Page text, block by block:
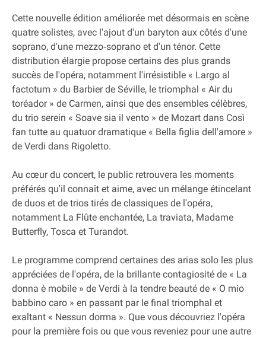
Cette nouvelle édition améliorée met désormais en scène
quatre solistes, avec l'ajout d'un baryton aux côtés d'une
soprano, d'une mezzo‐soprano et d'un ténor. Cette
distribution élargie propose certains des plus grands
succès de l'opéra, notamment l'irrésistible « Largo al
factotum » du Barbier de Séville, le triomphal « Air du
toréador » de Carmen, ainsi que des ensembles célèbres,
du trio serein « Soave sia il vento » de Mozart dans Così
fan tutte au quatuor dramatique « Bella figlia dell'amore »
de Verdi dans Rigoletto.
Au cœur du concert, le public retrouvera les moments
préférés qu'il connaît et aime, avec un mélange étincelant
de duos et de trios tirés de classiques de l'opéra,
notamment La Flûte enchantée, La traviata, Madame
Butterfly, Tosca et Turandot.
Le programme comprend certaines des arias solo les plus
appréciées de l'opéra, de la brillante contagiosité de « La
donna è mobile » de Verdi à la tendre beauté de « O mio
babbino caro » en passant par le final triomphal et
exaltant « Nessun dorma ». Que vous découvriez l'opéra
pour la première fois ou que vous reveniez pour une autre